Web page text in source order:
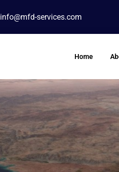
info@mfd-services.com
Home